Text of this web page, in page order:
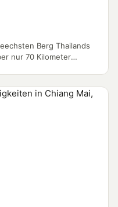
Berg Thailands
nur 70 Kilometer